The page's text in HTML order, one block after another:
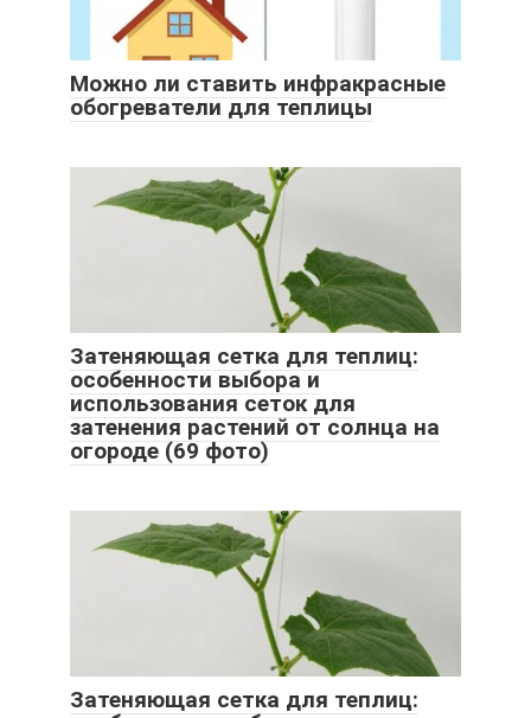
Можно ли ставить инфракрасные
обогреватели для теплицы
Затеняющая сетка для теплиц:
особенности выбора и
использования сеток для
затенения растений от солнца на
огороде (69 фото)
Затеняющая сетка для теплиц: